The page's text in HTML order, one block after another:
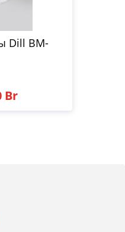
Dill BM-
Br